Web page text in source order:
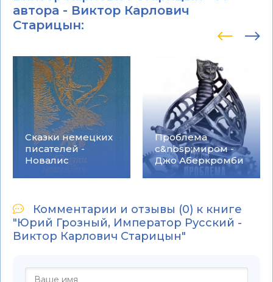
автора - Виктор Карлович
Старицын:
Сказки немецких
писателей -
Новалис
Проблема
с&nbsp;миром -
Джо Аберкромби
Комментарии и отзывы (0) к книге
"Юрий Грозный, Император Русский -
Виктор Карлович Старицын"